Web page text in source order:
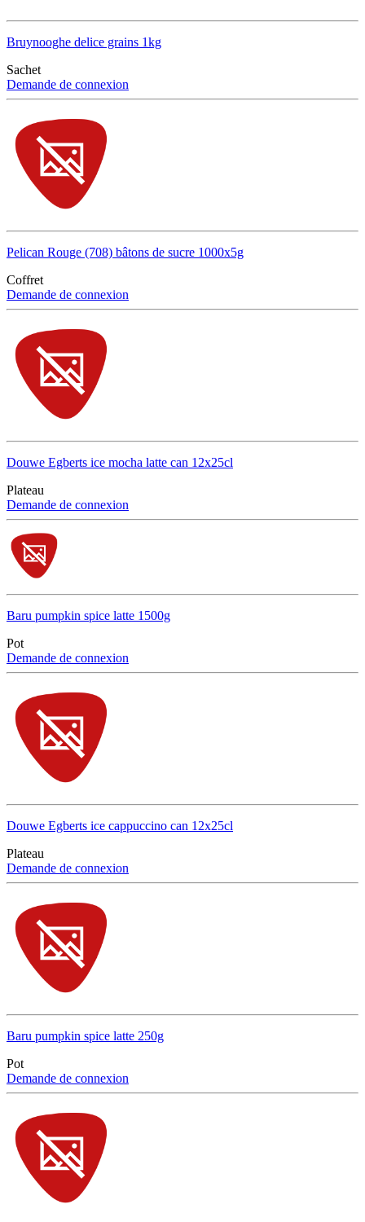
Bruynooghe delice grains 1kg
Sachet
Demande de connexion
Pelican Rouge (708) bâtons de sucre 1000x5g
Coffret
Demande de connexion
Douwe Egberts ice mocha latte can 12x25cl
Plateau
Demande de connexion
Baru pumpkin spice latte 1500g
Pot
Demande de connexion
Douwe Egberts ice cappuccino can 12x25cl
Plateau
Demande de connexion
Baru pumpkin spice latte 250g
Pot
Demande de connexion